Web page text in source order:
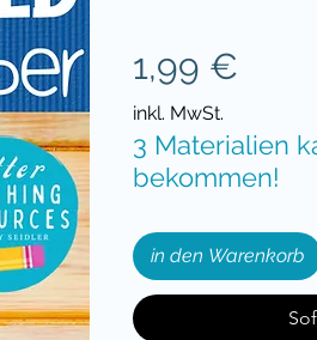
1,99 €
inkl. MwSt.
3 Materialien
bekommen!
in den Warenkorb